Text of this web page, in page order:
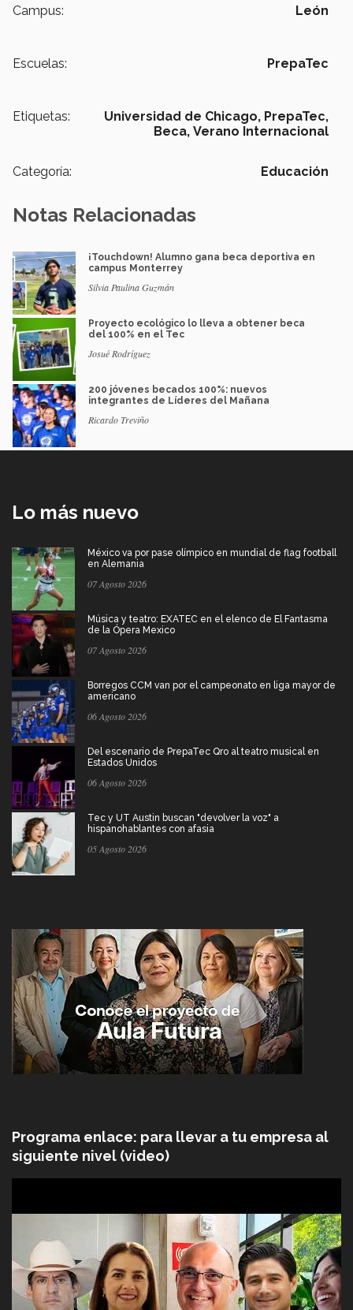
Campus: León
Escuelas: PrepaTec
Etiquetas: Universidad de Chicago, PrepaTec,
Beca, Verano Internacional
Categoría: Educación
Notas Relacionadas
¡Touchdown! Alumno gana beca deportiva en
campus Monterrey
Silvia Paulina Guzmán
Proyecto ecológico lo lleva a obtener beca
del 100% en el Tec
Josué Rodríguez
200 jóvenes becados 100%: nuevos
integrantes de Líderes del Mañana
Ricardo Treviño
Lo más nuevo
México va por pase olímpico en mundial de flag football
en Alemania
07 Agosto 2026
Música y teatro: EXATEC en el elenco de El Fantasma
de la Ópera Mexico
07 Agosto 2026
Borregos CCM van por el campeonato en liga mayor de
americano
06 Agosto 2026
Del escenario de PrepaTec Qro al teatro musical en
Estados Unidos
06 Agosto 2026
Tec y UT Austin buscan "devolver la voz" a
hispanohablantes con afasia
05 Agosto 2026
Programa enlace: para llevar a tu empresa al
siguiente nivel (video)